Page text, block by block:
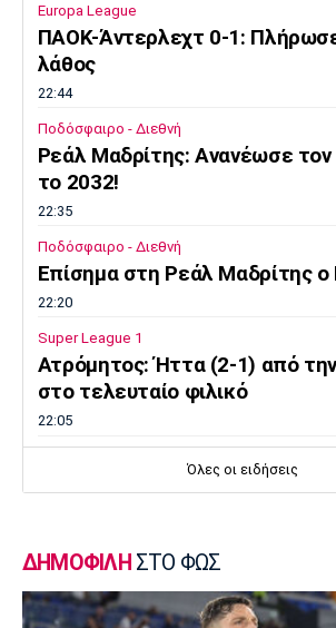
Μονακό
Ερυθρός
Αστέρας
Πόρτο Μπενφίκα
Europa League
ΠΑΟΚ-Άντερλεχτ 0-1:
λάθος
22:44
Ποδόσφαιρο - Διεθνή
Ρεάλ Μαδρίτης: Ανανέωσε τον
το 2032!
22:35
Ποδόσφαιρο - Διεθνή
Επίσημα στη Ρεάλ Μαδρίτης ο
22:20
Super League 1
Ατρόμητος: Ήττα (2-1) από
στο τελευταίο φιλικό
22:05
Κούβελος σε αδελφές
Super League 2
Ο Ζορζίνιο στον Πανσερραϊκό
Όλες οι ειδήσεις
ΔΗΜΟΦΙΛΗ ΣΤΟ ΦΩΣ